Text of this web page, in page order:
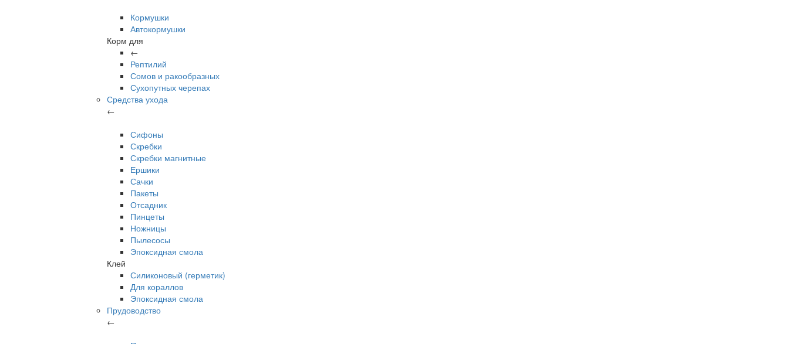
Кормушки
Автокормушки
Корм для
←
Рептилий
Сомов и ракообразных
Сухопутных черепах
Средства ухода
←
Сифоны
Скребки
Скребки магнитные
Ершики
Сачки
Пакеты
Отсадник
Пинцеты
Ножницы
Пылесосы
Эпоксидная смола
Клей
Силиконовый (герметик)
Для кораллов
Эпоксидная смола
Прудоводство
←